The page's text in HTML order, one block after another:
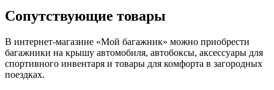
Сопутствующие товары
В интернет-магазине «Мой багажник» можно приобрести
багажники на крышу автомобиля, автобоксы, аксессуары для
спортивного инвентаря и товары для комфорта в загородных
поездках.